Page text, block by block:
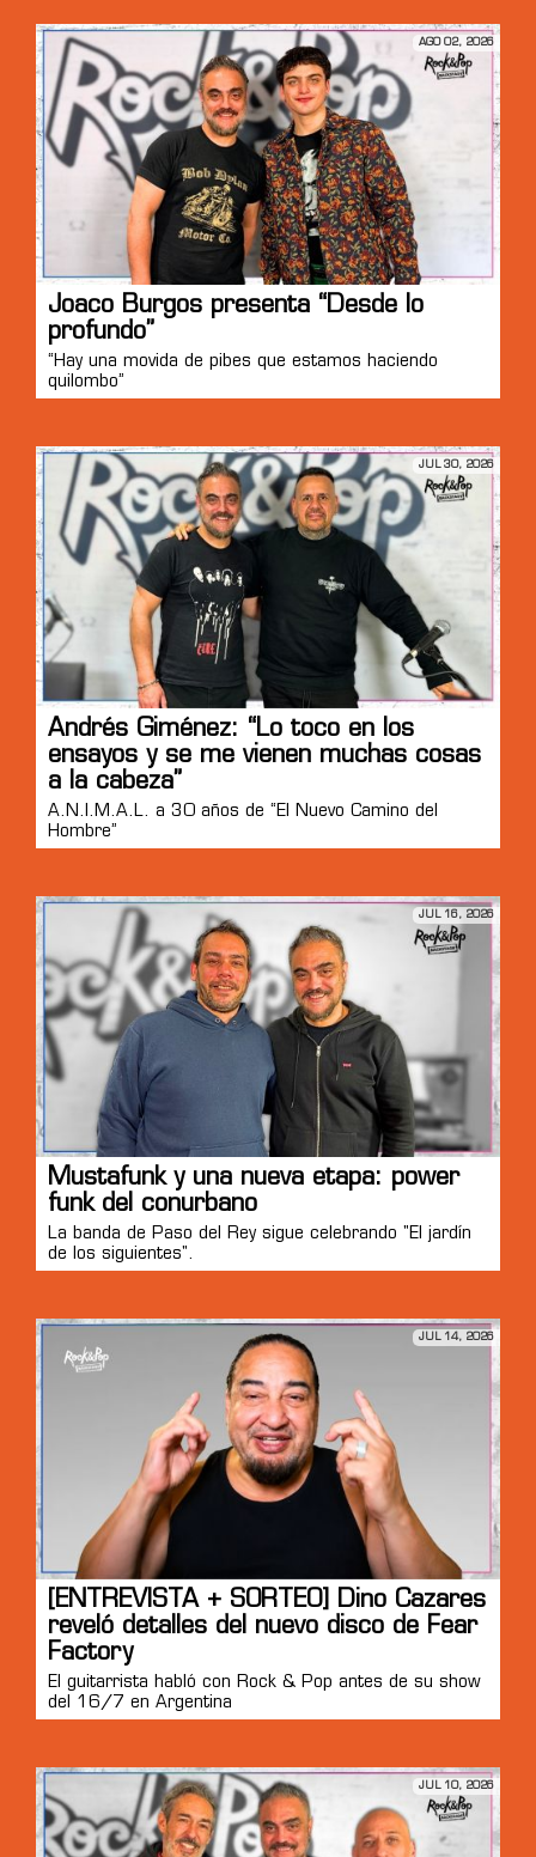
AGO 02, 2026
Joaco Burgos presenta “Desde lo
profundo”
“Hay una movida de pibes que estamos haciendo
quilombo”
JUL 30, 2026
Andrés Giménez: “Lo toco en los
ensayos y se me vienen muchas cosas
a la cabeza”
A.N.I.M.A.L. a 30 años de “El Nuevo Camino del
Hombre”
JUL 16, 2026
Mustafunk y una nueva etapa: power
funk del conurbano
La banda de Paso del Rey sigue celebrando "El jardín
de los siguientes".
JUL 14, 2026
[ENTREVISTA + SORTEO] Dino Cazares
reveló detalles del nuevo disco de Fear
Factory
El guitarrista habló con Rock & Pop antes de su show
del 16/7 en Argentina
JUL 10, 2026